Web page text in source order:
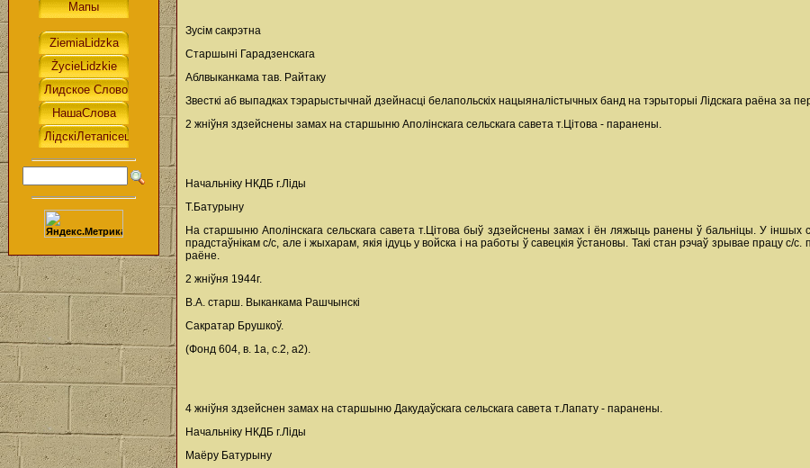
Зусім сакрэтна
Старшыні Гарадзенскага
Аблвыканкама тав. Райтаку
Звесткі аб выпадках тэрарыстычнай дзейнасці белапольскіх нацыяналістычных банд на тэрыторыі Лідскага раёна за
2 жніўня здзейснены замах на старшыню Аполінскага сельскага савета т.Цітова - паранены.
Начальніку НКДБ г.Ліды
Т.Батурыну
На старшыню Аполінскага сельскага савета т.Цітова быў здзейснены замах і ён ляжыць ранены ў бальніцы. У іншых
прадстаўнікам с/с, але і жыхарам, якія ідуць у войска і на работы ў савецкія ўстановы. Такі стан рэчаў зрывае
раёне.
2 жніўня 1944г.
В.А. старш. Выканкама Рашчынскі
Сакратар Брушкоў.
(Фонд 604, в. 1а, с.2, а2).
4 жніўня здзейснен замах на старшыню Дакудаўскага сельскага савета т.Лапату - паранены.
Начальніку НКДБ г.Ліды
Маёру Батурыну